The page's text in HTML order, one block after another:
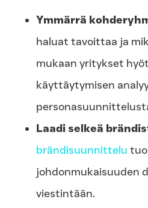
Ymmärrä
haluat tavoittaa ja
mukaan yritykset
käyttäytymisen
Laadi selkeä
brändisuunnittelu
johdonmukaisuuden
viestintään.